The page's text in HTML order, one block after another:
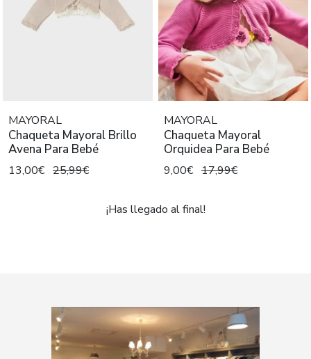
MAYORAL
Chaqueta Mayoral Brillo
Avena Para Bebé
13,00€ 25,99€
MAYORAL
Chaqueta Mayoral
Orquidea Para Bebé
9,00€ 17,99€
¡Has llegado al final!